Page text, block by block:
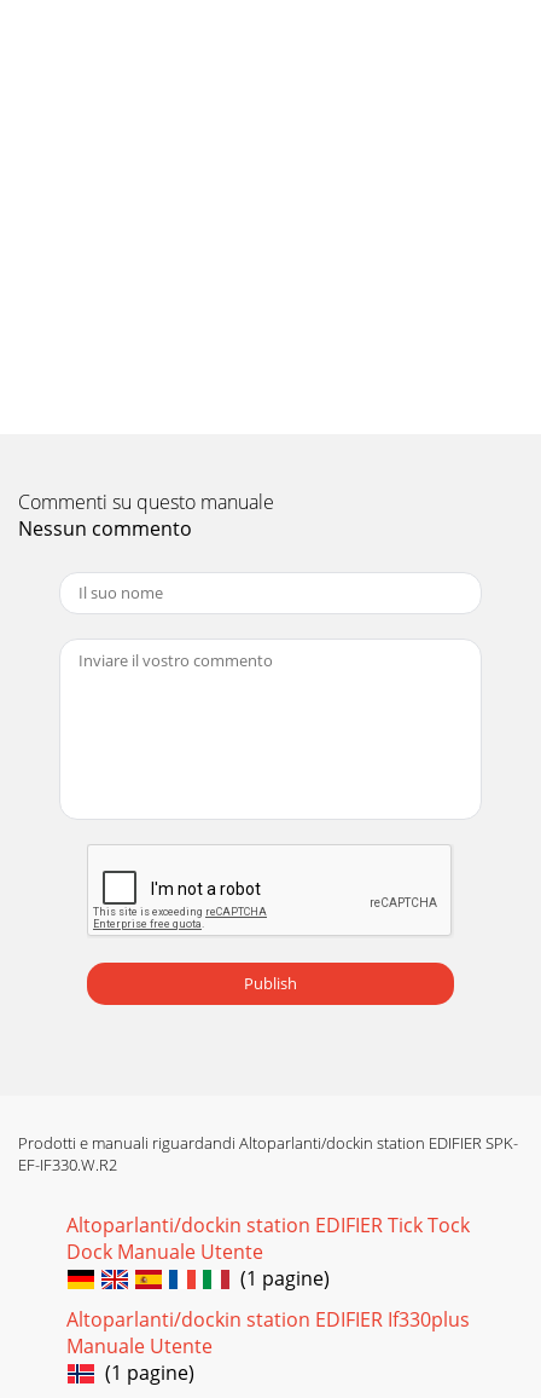
Pagina 24
Pagina 25
Pagina 30
Commenti su questo manuale
Nessun commento
Publish
Prodotti e manuali riguardandi Altoparlanti/dockin station EDIFIER SPK-
EF-IF330.W.R2
Altoparlanti/dockin station EDIFIER Tick Tock
Dock Manuale Utente
(1 pagine)
Altoparlanti/dockin station EDIFIER If330plus
Manuale Utente
(1 pagine)